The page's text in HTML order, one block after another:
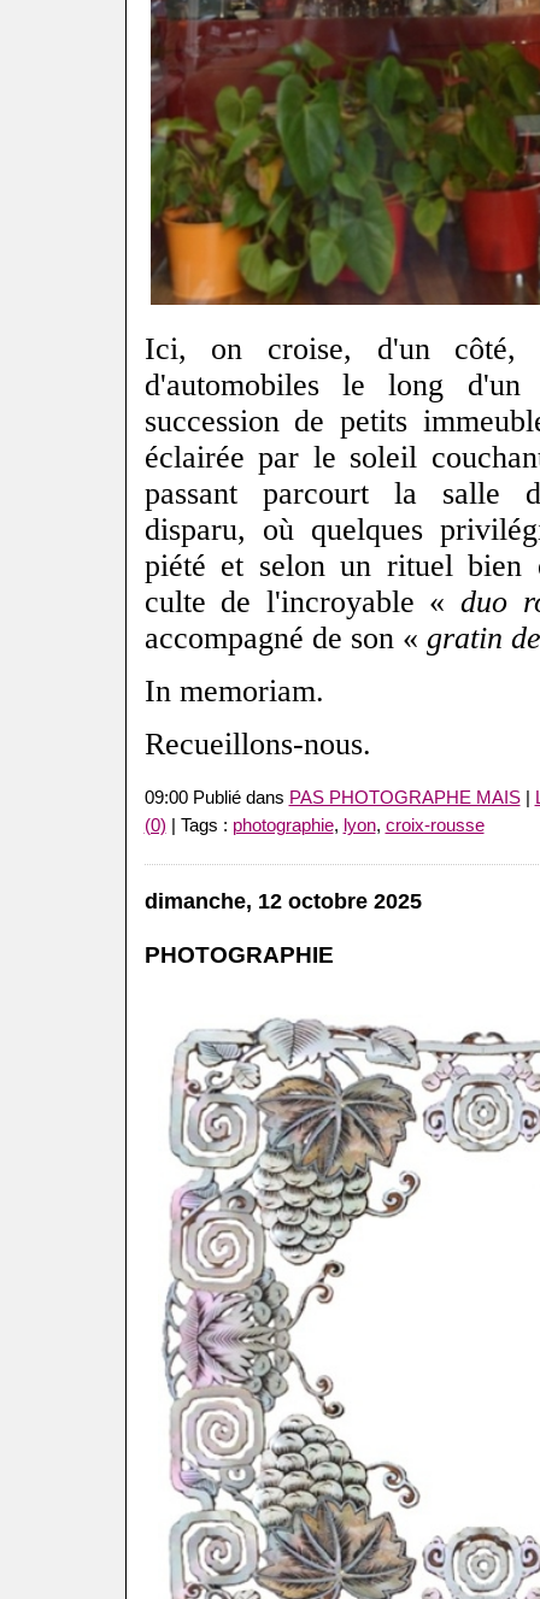
Ici, on croise, d'un côté,
d'automobiles le long
succession de petits
éclairée par le soleil
passant parcourt la salle
disparu, où quelques
piété et selon un rituel bien
culte de l'incroyable « duo
accompagné de son « gratin
In memoriam.
Recueillons-nous.
09:00 Publié dans PAS PHOTOGRAPHE MAIS|
(0) | Tags : photographie, lyon, croix-rousse
dimanche, 12 octobre 2025
PHOTOGRAPHIE